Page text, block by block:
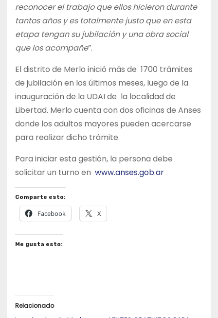
reconocer el trabajo que ellos hicieron durante
tantos años y es totalmente justo que en esta
etapa tengan su jubilación y una obra social
que los acompañe”.
El distrito de Merlo inició más de 1700 trámites
de jubilación en los últimos meses, luego de la
inauguración de la UDAI de la localidad de
Libertad. Merlo cuenta con dos oficinas de Anses
donde los adultos mayores pueden acercarse
para realizar dicho trámite.
Para iniciar esta gestión, la persona debe
solicitar un turno en www.anses.gob.ar
Comparte esto:
Facebook X
Me gusta esto:
Relacionado